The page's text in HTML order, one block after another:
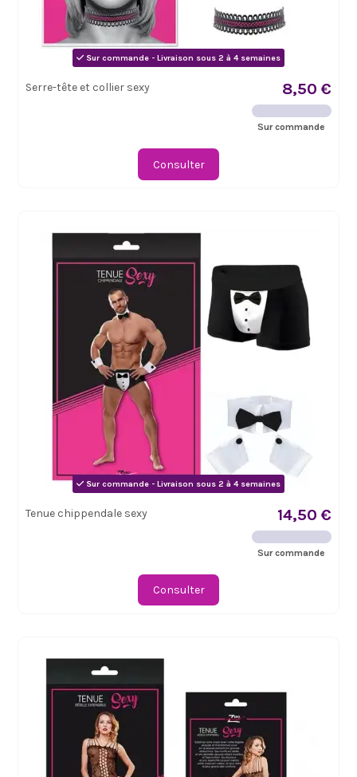
Sur commande - Livraison sous 2 à 4 semaines
Serre-tête et collier sexy 8,50 €
Sur commande
Consulter
Sur commande - Livraison sous 2 à 4 semaines
Tenue chippendale sexy 14,50 €
Sur commande
Consulter